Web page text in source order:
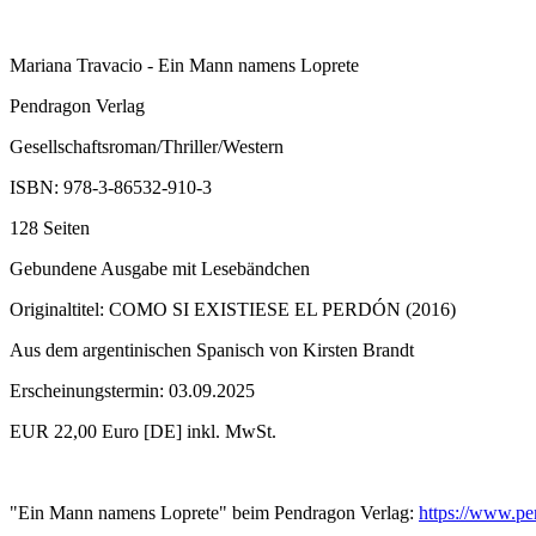
Mariana Travacio - Ein Mann namens Loprete
Pendragon Verlag
Gesellschaftsroman/Thriller/Western
ISBN: 978-3-86532-910-3
128 Seiten
Gebundene Ausgabe mit Lesebändchen
Originaltitel: COMO SI EXISTIESE EL PERDÓN (2016)
Aus dem argentinischen Spanisch von Kirsten Brandt
Erscheinungstermin: 03.09.2025
EUR 22,00 Euro [DE] inkl. MwSt.
"Ein Mann namens Loprete" beim Pendragon Verlag: https://